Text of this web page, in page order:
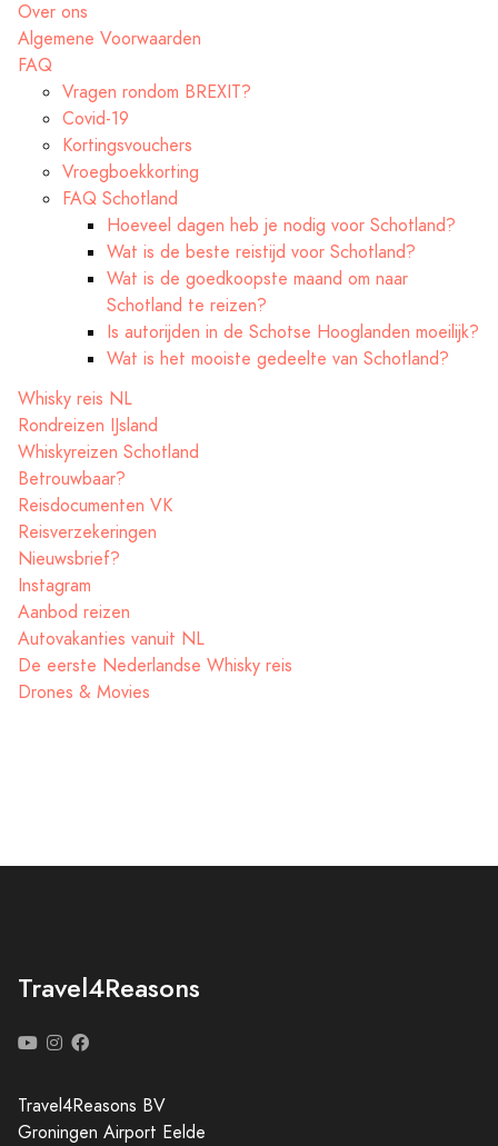
Over ons
Algemene Voorwaarden
FAQ
Vragen rondom BREXIT?
Covid-19
Kortingsvouchers
Vroegboekkorting
FAQ Schotland
Hoeveel dagen heb je nodig voor Schotland?
Wat is de beste reistijd voor Schotland?
Wat is de goedkoopste maand om naar
Schotland te reizen?
Is autorijden in de Schotse Hooglanden moeilijk?
Wat is het mooiste gedeelte van Schotland?
Whisky reis NL
Rondreizen IJsland
Whiskyreizen Schotland
Betrouwbaar?
Reisdocumenten VK
Reisverzekeringen
Nieuwsbrief?
Instagram
Aanbod reizen
Autovakanties vanuit NL
De eerste Nederlandse Whisky reis
Drones & Movies
Travel4Reasons
Travel4Reasons BV
Groningen Airport Eelde